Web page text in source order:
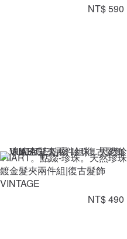
NT$ 590
VIIART。點綴-珍珠。天然珍珠
鍍金髮夾兩件組|復古髮飾
VINTAGE
NT$ 490